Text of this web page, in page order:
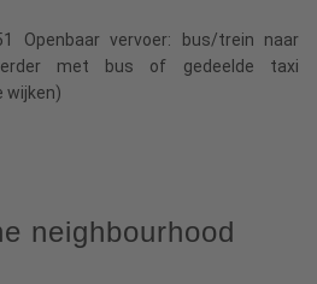
Openbaar vervoer: bus/trein naar
met bus of gedeelde taxi
wijken)
neighbourhood